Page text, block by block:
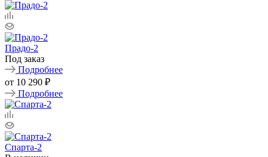
Прадо-2
Под заказ
Подробнее
от 10 290 ₽
Подробнее
Спарта-2